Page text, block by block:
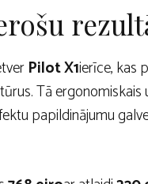
Pilot X1ierīce, kas
Tā ergonomiskais
papildinājumu